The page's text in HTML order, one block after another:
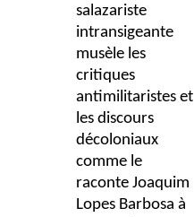
salazariste
intransigeante
musèle les
critiques
antimilitaristes et
les discours
décoloniaux
comme le
raconte Joaquim
Lopes Barbosa à